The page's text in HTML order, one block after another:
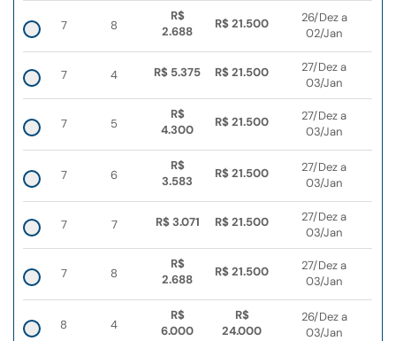
7 8
R$
2.688
R$ 21.500
26/Dez a
02/Jan
7 4 R$ 5.375 R$ 21.500
27/Dez a
03/Jan
7 5
R$
4.300
R$ 21.500
27/Dez a
03/Jan
7 6
R$
3.583
R$ 21.500
27/Dez a
03/Jan
7 7 R$ 3.071 R$ 21.500
27/Dez a
03/Jan
7 8
R$
2.688
R$ 21.500
27/Dez a
03/Jan
8 4
R$
6.000
R$
24.000
26/Dez a
03/Jan